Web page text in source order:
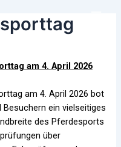
am 4. April 2026
am 4. April 2026 bot
ein vielseitiges
des Pferdesports
über